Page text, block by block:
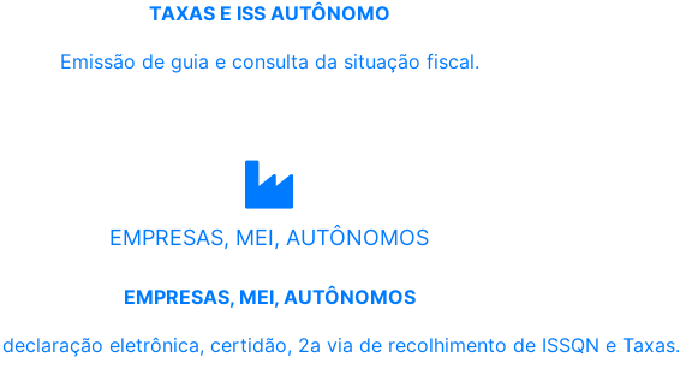
TAXAS E ISS AUTÔNOMO
Emissão de guia e consulta da situação fiscal.
EMPRESAS, MEI, AUTÔNOMOS
EMPRESAS, MEI, AUTÔNOMOS
eletrônica, certidão, 2a via de recolhimento de ISSQN e Taxas.